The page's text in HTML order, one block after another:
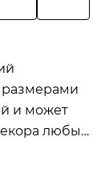
и может
любых